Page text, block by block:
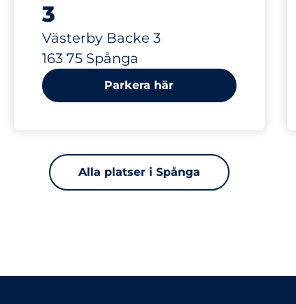
3
Västerby Backe 3
163 75 Spånga
Parkera här
Alla platser i Spånga